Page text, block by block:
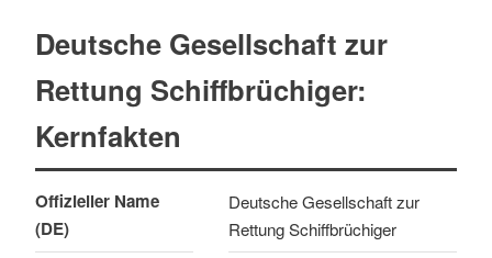
Deutsche Gesellschaft zur
Rettung Schiffbrüchiger:
Kernfakten
Offizieller Name
(DE)
Deutsche Gesellschaft zur
Rettung Schiffbrüchiger